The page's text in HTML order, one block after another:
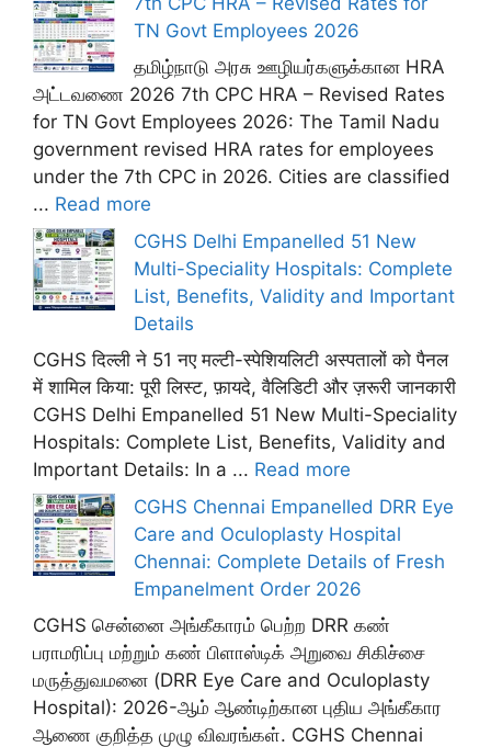
TN Govt Employees 2026
தமிழ்நாடு அரசு ஊழியர்களுக்கான HRA
அட்டவணை 2026 7th CPC HRA – Revised Rates
for TN Govt Employees 2026: The Tamil Nadu
government revised HRA rates for employees
under the 7th CPC in 2026. Cities are classified
... Read more
CGHS Delhi Empanelled 51 New
Multi-Speciality Hospitals: Complete
List, Benefits, Validity and Important
Details
CGHS दिल्ली ने 51 नए मल्टी-स्पेशियलिटी अस्पतालों को पैनल
में शामिल किया: पूरी लिस्ट, फ़ायदे, वैलिडिटी और ज़रूरी जानकारी
CGHS Delhi Empanelled 51 New Multi-Speciality
Hospitals: Complete List, Benefits, Validity and
Important Details: In a ... Read more
CGHS Chennai Empanelled DRR Eye
Care and Oculoplasty Hospital
Chennai: Complete Details of Fresh
Empanelment Order 2026
CGHS சென்னை அங்கீகாரம் பெற்ற DRR கண்
பராமரிப்பு மற்றும் கண் பிளாஸ்டிக் அறுவை சிகிச்சை
மருத்துவமனை (DRR Eye Care and Oculoplasty
Hospital): 2026-ஆம் ஆண்டிற்கான புதிய அங்கீகார
ஆணை குறித்த முழு விவரங்கள். CGHS Chennai